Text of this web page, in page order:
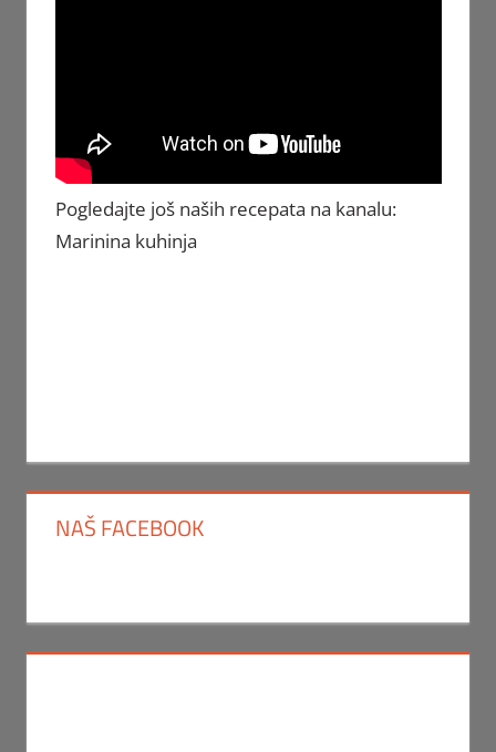
Pogledajte još naših recepata na kanalu:
Marinina kuhinja
NAŠ FACEBOOK